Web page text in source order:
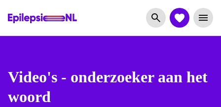
Video's - onderzoeker aan het
woord